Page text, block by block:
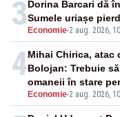
3 Economie-2 aug. 2026,
Dorina Barcari dă
Sumele uriașe
4
Economie-2 aug. 2026,
Mihai Chirica, atac
Bolojan: Trebuie
omaneii în stare